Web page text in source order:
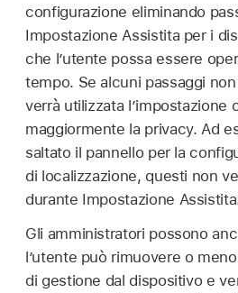
configurazione eliminando
Impostazione Assistita per i
che l’utente possa essere
tempo. Se alcuni passaggi
verrà utilizzata l’impostazione
maggiormente la privacy. Ad
saltato il pannello per la
di localizzazione, questi non
durante Impostazione
Gli amministratori possono
l’utente può rimuovere o
di gestione dal dispositivo e